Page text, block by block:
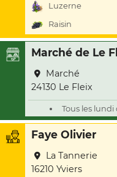
Luzerne
Raisin
Marché de Le
Marché
24130 Le Fleix
Tous les lundi
Faye Olivier
La Tannerie
16210 Yviers